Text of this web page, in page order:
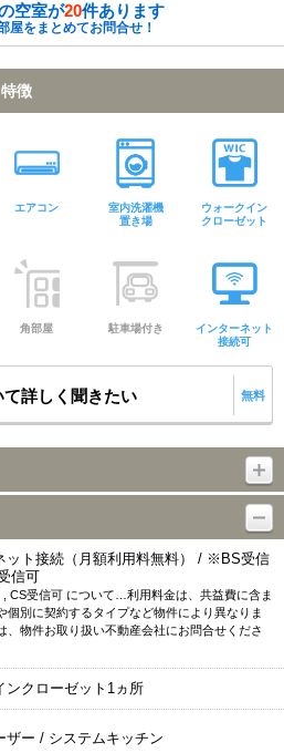
空室が20件あります
屋をまとめてお問合せ！
徴
エアコン
室内洗濯機
置き場
ウォークイン
クローゼット
角部屋 駐車場付き
インターネット
接続可
詳しく聞きたい 無料
ット接続（月額利用料無料） / ※BS受信
信可
CS受信可 について…利用料金は、共益費に含ま
個別に契約するタイプなど物件により異なりま
、物件お取り扱い不動産会社にお問合せくださ
ンクローゼット1ヵ所
ザー / システムキッチン